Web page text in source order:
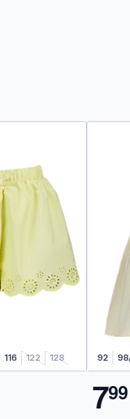
116 122 128 92
799